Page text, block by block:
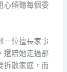
心傾聽每個委
一位擅長家事
還陪她走過那
拆散家庭，而